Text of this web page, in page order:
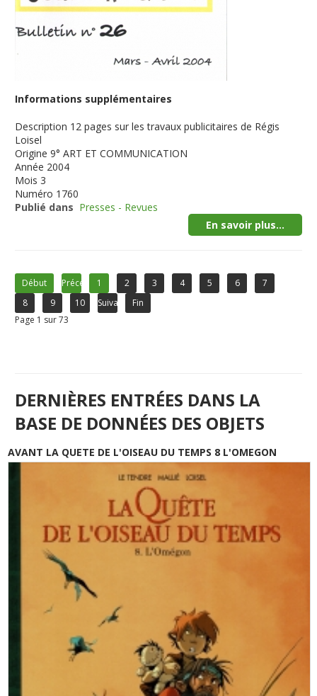
Informations supplémentaires
Description 12 pages sur les travaux publicitaires de Régis
Loisel
Origine 9° ART ET COMMUNICATION
Année 2004
Mois 3
Numéro 1760
Publié dans Presses - Revues
En savoir plus...
Début Précédent1 2 3 4 5 6
7
8
9 10 Suivant
Fin
Page 1 sur 73
DERNIÈRES ENTRÉES DANS LA
BASE DE DONNÉES DES OBJETS
AVANT LA QUETE DE L'OISEAU DU TEMPS 8 L'OMEGON